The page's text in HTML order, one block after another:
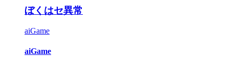
ぼくはセ異常
aiGame
aiGame